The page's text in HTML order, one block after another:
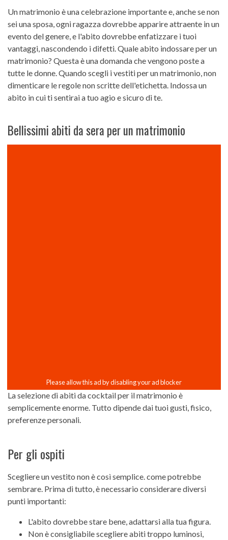
Un matrimonio è una celebrazione importante e, anche se non
sei una sposa, ogni ragazza dovrebbe apparire attraente in un
evento del genere, e l'abito dovrebbe enfatizzare i tuoi
vantaggi, nascondendo i difetti. Quale abito indossare per un
matrimonio? Questa è una domanda che vengono poste a
tutte le donne. Quando scegli i vestiti per un matrimonio, non
dimenticare le regole non scritte dell'etichetta. Indossa un
abito in cui ti sentirai a tuo agio e sicuro di te.
Bellissimi abiti da sera per un matrimonio
La selezione di abiti da cocktail per il matrimonio è
semplicemente enorme. Tutto dipende dai tuoi gusti, fisico,
preferenze personali.
Per gli ospiti
Scegliere un vestito non è così semplice. come potrebbe
sembrare. Prima di tutto, è necessario considerare diversi
punti importanti:
L'abito dovrebbe stare bene, adattarsi alla tua figura.
Non è consigliabile scegliere abiti troppo luminosi,